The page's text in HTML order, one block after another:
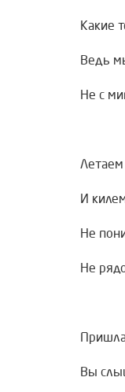
Какие
Ведь
Не с
Летаем
И
Не
Не
Пришла
Вы